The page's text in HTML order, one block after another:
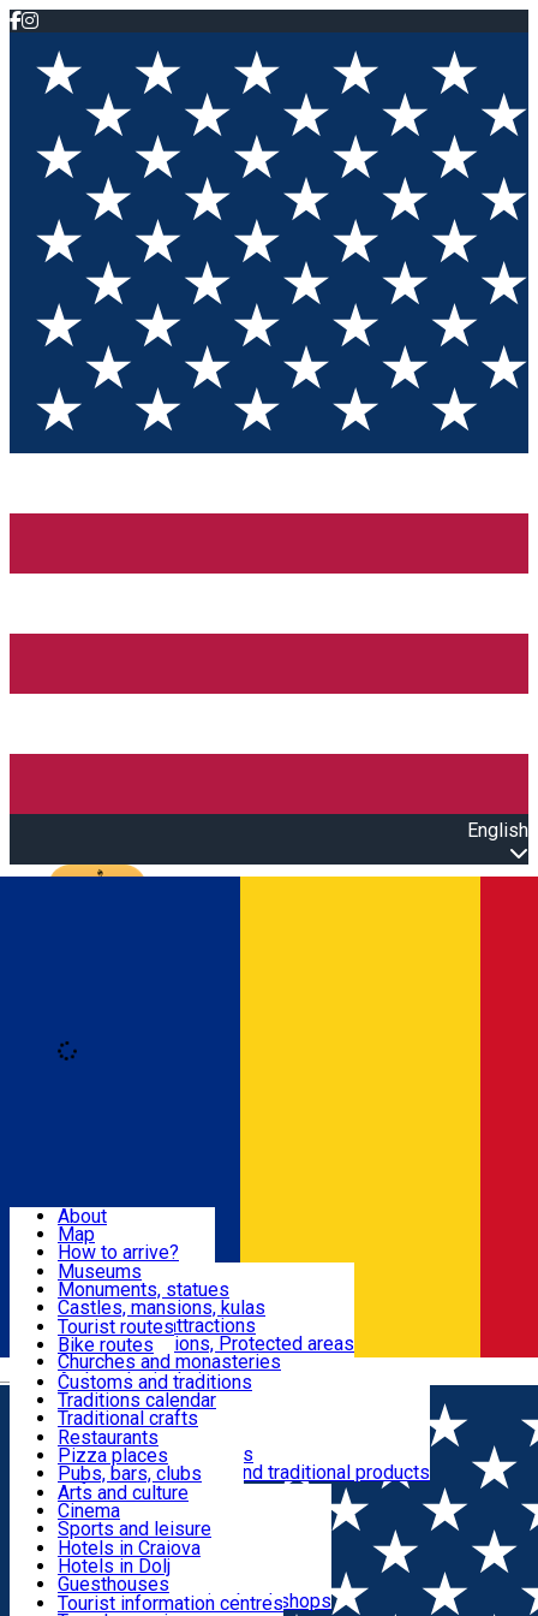
English
Română
Attractions
Routes
Customs, Traditions
Food & Drinks
Leisure & Fun
Accommodation
Useful
About
Map
How to arrive?
Recommendations
Tourist attractions
News
Museums
Monuments, statues
Castles, mansions, kulas
Architectural attractions
Natural attractions, Protected areas
Churches and monasteries
Archaeological sites
Parks and gardens
Tourist routes
Bike routes
Customs and traditions
Traditions calendar
Traditional crafts
Traditional cuisine
Wineries and vineyards
Local manufacturers and traditional products
Restaurants
Pizza places
Pubs, bars, clubs
Cafes and teahouses
Sweets and ice cream
Fast-food
Arts and culture
Cinema
Sports and leisure
Horse riding
Swimming pools
Zoo
Shopping, souvenirs, bookshops
Hotels in Craiova
Hotels in Dolj
Guesthouses
Villas
Tourist information centres